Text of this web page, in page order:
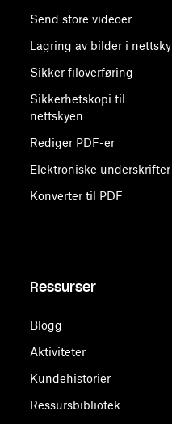
Send store videoer
Lagring av bilder i nettsky
Sikker filoverføring
Sikkerhetskopi til
nettskyen
Rediger PDF-er
Elektroniske underskrifter
Konverter til PDF
Ressurser
Blogg
Aktiviteter
Kundehistorier
Ressursbibliotek